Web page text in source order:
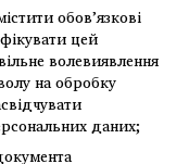
обов’язкові
цей
волевиявлення
на обробку
даних;